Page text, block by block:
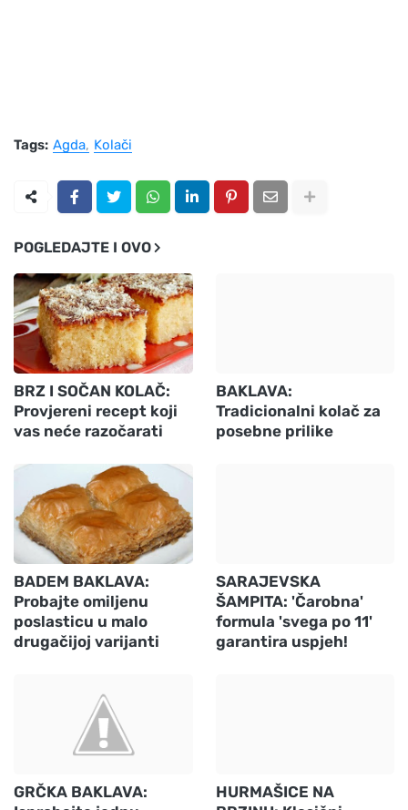
Tags: Agda Kolači
POGLEDAJTE I OVO
BRZ I SOČAN KOLAČ:
Provjereni recept koji
vas neće razočarati
BAKLAVA:
Tradicionalni kolač za
posebne prilike
BADEM BAKLAVA:
Probajte omiljenu
poslasticu u malo
drugačijoj varijanti
SARAJEVSKA
ŠAMPITA: 'Čarobna'
formula 'svega po 11'
garantira uspjeh!
GRČKA BAKLAVA:
HURMAŠICE NA